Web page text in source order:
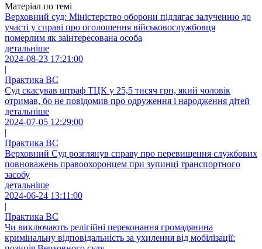
Матеріал по темі
Верховний суд: Міністерство оборони підлягає залученню до
участі у справі про оголошення військовослужбовця
померлим як заінтересована особа
детальніше
2024-08-23 17:21:00
|
Практика ВС
Суд скасував штраф ТЦК у 25,5 тисяч грн, який чоловік
отримав, бо не повідомив про одруження і народження дітей
детальніше
2024-07-05 12:29:00
|
Практика ВС
Верховний Суд розглянув справу про перевищення службових
повноважень правоохоронцем при зупинці транспортного
засобу
детальніше
2024-06-24 13:11:00
|
Практика ВС
Чи виключають релігійні переконання громадянина
кримінальну відповідальність за ухилення від мобілізації: